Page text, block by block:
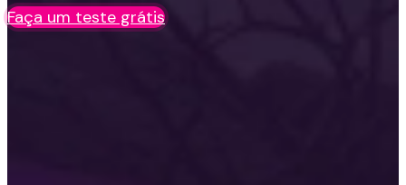
Faça um teste grátis